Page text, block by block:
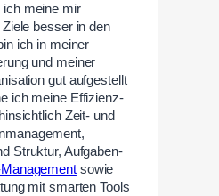
ich meine mir
besser in den
ich in meiner
und meiner
gut aufgestellt
ich meine Effizienz-
Zeit- und
Struktur, Aufgaben-
sowie
mit smarten Tools